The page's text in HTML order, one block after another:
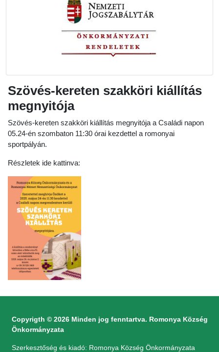
Szövés-kereten szakköri kiállítás
megnyitója
Szövés-kereten szakköri kiállítás megnyitója a Családi napon
05.24-én szombaton 11:30 órai kezdettel a romonyai
sportpályán.
Részletek ide kattinva:
Copyrigth © 2026 Minden jog fenntartva. Romonya Község
Önkormányzata
Szerkesztőség és kiadó: Romonya Község Önkormányzata